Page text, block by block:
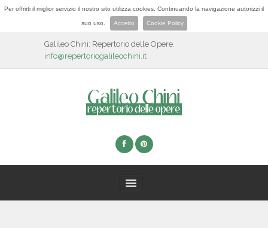
Per offrirti il miglior servizio il nostro sito utilizza cookies. Continuando la navigazione autorizzi il
suo uso. Accetto Cookie Policy
Galileo Chini: Repertorio delle Opere.
info@repertoriogalileochini.it